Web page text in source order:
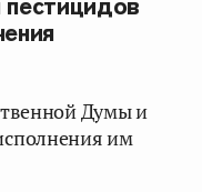
пестицидов
Думы и
им